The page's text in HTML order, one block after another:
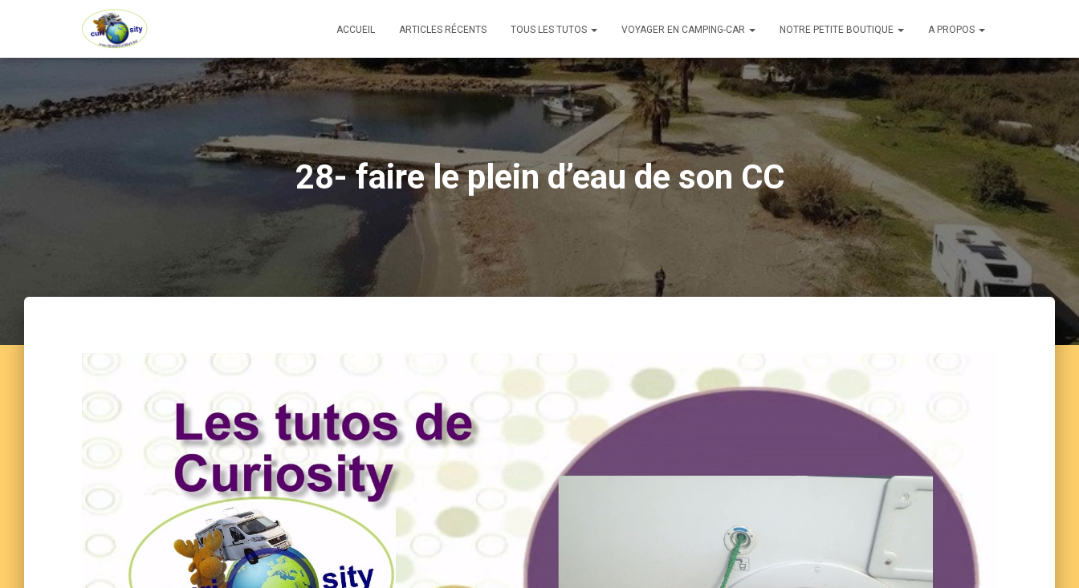
ACCUEIL ARTICLES RÉCENTS TOUS LES TUTOS VOYAGER EN CAMPING-CAR NOTRE PETITE BOUTIQUE A PROPOS
28- faire le plein d’eau de son CC